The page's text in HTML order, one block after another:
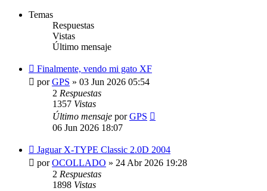
Temas
Respuestas
Vistas
Último mensaje
Finalmente, vendo mi gato XF
porGPS » 03 Jun 2026 05:54
2 Respuestas
1357 Vistas
Último mensaje porGPS
06 Jun 2026 18:07
Jaguar X-TYPE Classic 2.0D 2004
porOCOLLADO » 24 Abr 2026 19:28
2 Respuestas
1898 Vistas